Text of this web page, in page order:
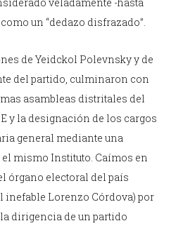
un “dedazo disfrazado”.
de Yeidckol Polevnsky y de
del partido, culminaron con
asambleas distritales del
y la designación de los cargos
general mediante una
mismo Instituto. Caímos en
órgano electoral del país
inefable Lorenzo Córdova) por
dirigencia de un partido